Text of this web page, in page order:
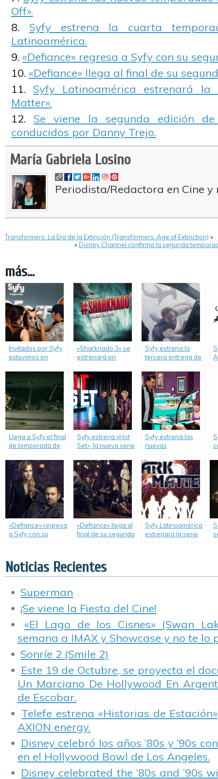
Off».
Syfy estrena la cuarta
Latinoamérica.
«Defiance» regresa a Syfy con su
«Defiance» llega al final de su
Syfy Latinoamérica estrenará la
Matter».
Se viene la segunda edición
conducidos por Danny Trejo.
María Gabriela Losino
Periodista/Redactora en Cine y
Transformers: La Era de la Extinción (Transformers: Age of Extinction) »
«Disney Channel confirma la segunda
más...
Invitados por Syfy,
estuvimos en
«Sharknado 3» se
estrenará en
Estados Unidos y
Latinoamérica.
Syfy estrena la
tercera entrega de
Llega a Syfy el final
de temporada de
Witness».
Syfy estrena «Hot
Set», la nueva serie
límites de la
creatividad y la
imaginación.
Syfy estrena las
nuevas
«Best Ink» y «Face
Off».
«Defiance» regresa
a Syfy con su
«Defiance» llega al
final de su segunda
Syfy Latinoamérica
estrenará la serie
Noticias Recientes
Superman
¡Se viene la Fiesta del Cine!
«El Lago de los Cisnes» (Swan
semana a IMAX y Showcase y no te lo
Sonríe 2 (Smile 2)
Este 19 de Octubre, se proyecta el
Un Marciano De Hollywood En
de Escobar.
Telefe estrena «Historias de
AXION energy.
Disney celebró los años ’80s y ’90s
en el Hollywood Bowl de Los Angeles.
Disney celebrated the ’80s and ’90s